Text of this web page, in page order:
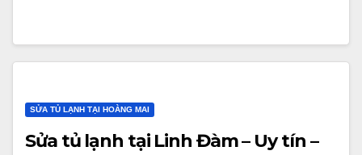
SỬA TỦ LẠNH TẠI HOÀNG MAI
Sửa tủ lạnh tại Linh Đàm – Uy tín –